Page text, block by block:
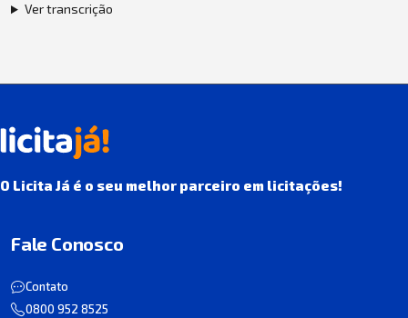
Ver transcrição
O Licita Já é o seu melhor parceiro em licitações!
Fale Conosco
Contato
0800 952 8525